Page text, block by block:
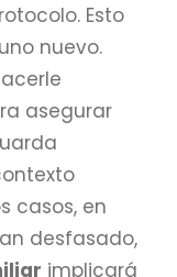
Esto
nuevo.
asegurar
casos, en
desfasado,
implicará